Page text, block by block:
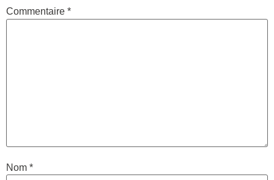
Commentaire *
Nom *